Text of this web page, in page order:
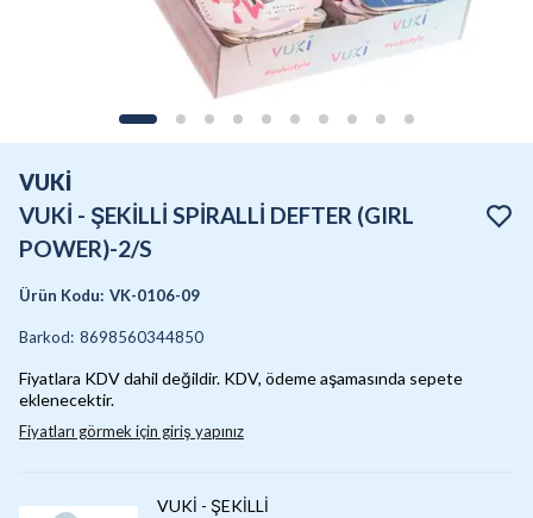
VUKİ
VUKİ - ŞEKİLLİ SPİRALLİ DEFTER (GIRL
POWER)-2/S
Ürün Kodu: VK-0106-09
Barkod: 8698560344850
Fiyatlara KDV dahil değildir. KDV, ödeme aşamasında sepete
eklenecektir.
Fiyatları görmek için giriş yapınız
VUKİ - ŞEKİLLİ